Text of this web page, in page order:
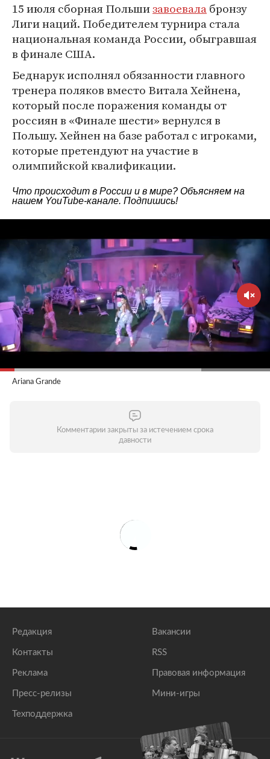
15 июля сборная Польшизавоевалабронзу
Лиги наций. Победителем турнира стала
национальная команда России, обыгравшая
в финале США.
Беднарук исполнял обязанности главного
тренера поляков вместо Витала Хейнена,
который после поражения команды от
россиян в «Финале шести» вернулся в
Польшу. Хейнен на базе работал с игроками,
которые претендуют на участие в
олимпийской квалификации.
Что происходит в России и в мире? Объясняем на
нашем YouTube-канале. Подпишись!
Ariana Grande
Комментарии закрыты за истечением срока
давности
Редакция
Контакты
Реклама
Пресс-релизы
Техподдержка
Вакансии
RSS
Правовая информация
Мини-игры